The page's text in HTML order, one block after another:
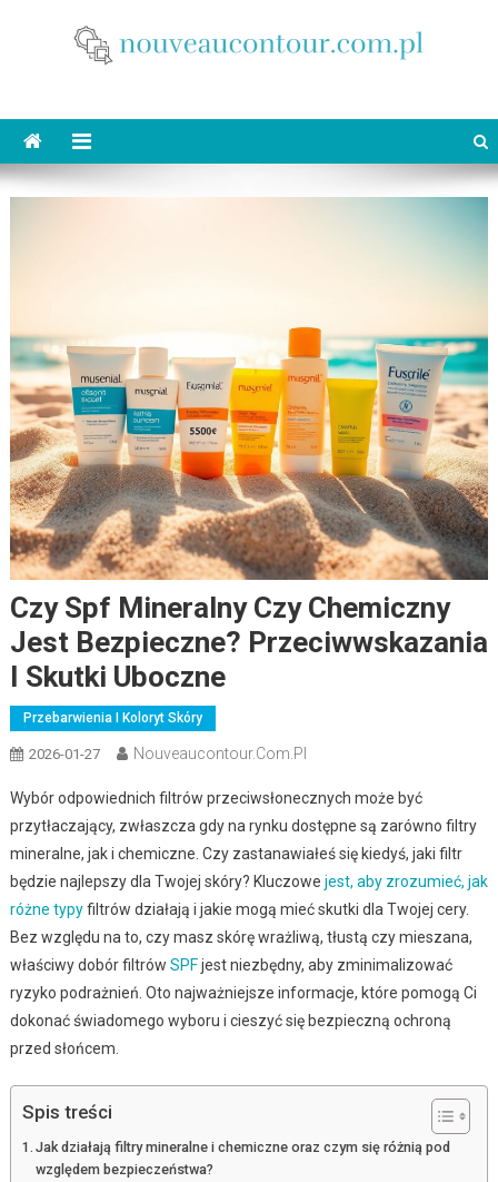
Czy Spf Mineralny Czy Chemiczny
Jest Bezpieczne? Przeciwwskazania
I Skutki Uboczne
Przebarwienia I Koloryt Skóry
2026-01-27 Nouveaucontour.com.pl
Wybór odpowiednich filtrów przeciwsłonecznych może być
przytłaczający, zwłaszcza gdy na rynku dostępne są zarówno filtry
mineralne, jak i chemiczne. Czy zastanawiałeś się kiedyś, jaki filtr
będzie najlepszy dla Twojej skóry? Kluczowe jest, aby zrozumieć, jak
różne typyfiltrów działają i jakie mogą mieć skutki dla Twojej cery.
Bez względu na to, czy masz skórę wrażliwą, tłustą czy mieszana,
właściwy dobór filtrów SPFjest niezbędny, aby zminimalizować
ryzyko podrażnień. Oto najważniejsze informacje, które pomogą Ci
dokonać świadomego wyboru i cieszyć się bezpieczną ochroną
przed słońcem.
Spis treści
Jak działają filtry mineralne i chemiczne oraz czym się różnią pod
względem bezpieczeństwa?